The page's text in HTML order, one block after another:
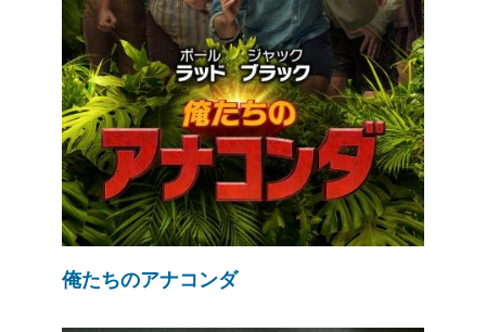
俺たちのアナコンダ